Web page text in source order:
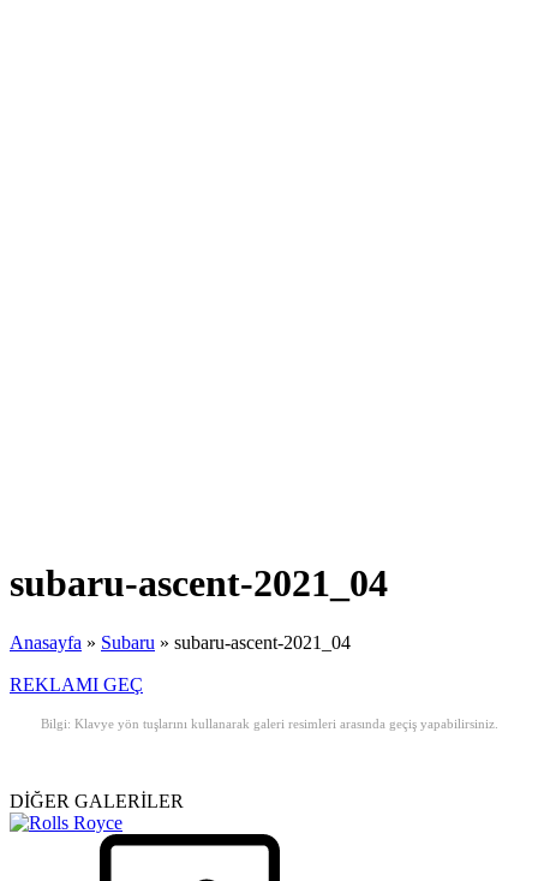
subaru-ascent-2021_04
Anasayfa » Subaru » subaru-ascent-2021_04
REKLAMI GEÇ
Bilgi: Klavye yön tuşlarını kullanarak galeri resimleri arasında geçiş yapabilirsiniz.
DİĞER GALERİLER